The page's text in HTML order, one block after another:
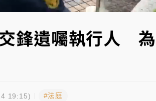
鋒遺囑執行人 為
19:15) #法庭